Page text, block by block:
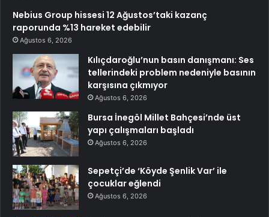
Nebius Group hissesi 12 Ağustos’taki kazanç
raporunda %13 hareket edebilir
Ağustos 6, 2026
Kılıçdaroğlu’nun basın danışmanı: Ses
tellerindeki problem nedeniyle basının
karşısına çıkmıyor
Ağustos 6, 2026
Bursa İnegöl Millet Bahçesi’nde üst
yapı çalışmaları başladı
Ağustos 6, 2026
Sepetçi’de ‘Köyde Şenlik Var’ ile
çocuklar eğlendi
Ağustos 6, 2026